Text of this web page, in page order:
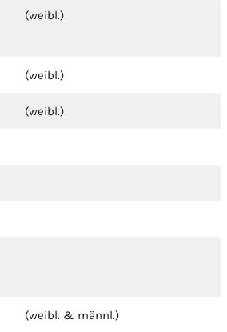
(weibl.)
(weibl.)
(weibl.)
(weibl. & männl.)